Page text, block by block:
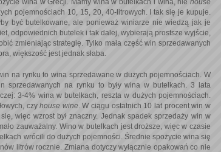
pojemnościach 10, 15, 20, 40-litrowych. I tak się je kupuje.
być butelkowane, ale ponieważ winiarze nie wiedzą jak je
odpowiednich butelek i tak dalej, wybierają prostsze wyjście,
zmieniając strategię. Tylko mała część win sprzedawanych
większość jest jednak słaba.
na rynku to wina sprzedawane w dużych pojemnościach. W
sprzedawanych na rynku to były wina w butelkach. 3 lata
3-4% wina w butelkach, reszta w dużych pojemnościach.
czyhouse wine. W ciągu ostatnich 10 lat procent win w
więc wzrost był znaczny. Jednak spadek sprzedaży win w
zauważalny. Wino w butelkach jest droższe, więc w czasie
wrócili do dużych pojemności. Średnie spożycie wina się
litrów rocznie. Zmiana dotyczy wyłącznie opakowań co nie